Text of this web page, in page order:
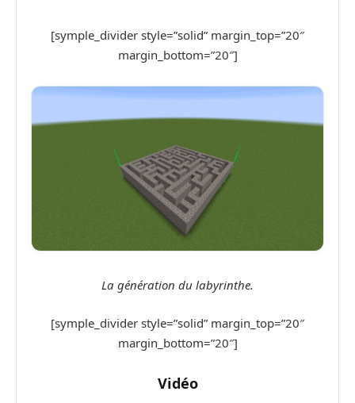
[symple_divider style=”solid” margin_top=”20″
margin_bottom=”20″]
La génération du labyrinthe.
[symple_divider style=”solid” margin_top=”20″
margin_bottom=”20″]
Vidéo